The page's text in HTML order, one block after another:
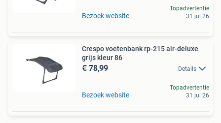
Bezoek website
Topadvertentie
31 jul 26
Crespo voetenbank rp-215 air-deluxe
grijs kleur 86
€ 78,99 Details
Bezoek website
Topadvertentie
31 jul 26